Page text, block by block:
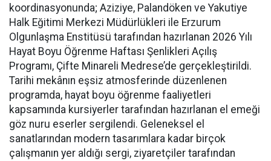
koordinasyonunda; Aziziye, Palandöken ve Yakutiye
Halk Eğitimi Merkezi Müdürlükleri ile Erzurum
Olgunlaşma Enstitüsü tarafından hazırlanan 2026 Yılı
Hayat Boyu Öğrenme Haftası Şenlikleri Açılış
Programı, Çifte Minareli Medrese’de gerçekleştirildi.
Tarihi mekânın eşsiz atmosferinde düzenlenen
programda, hayat boyu öğrenme faaliyetleri
kapsamında kursiyerler tarafından hazırlanan el emeği
göz nuru eserler sergilendi. Geleneksel el
sanatlarından modern tasarımlara kadar birçok
çalışmanın yer aldığı sergi, ziyaretçiler tarafından